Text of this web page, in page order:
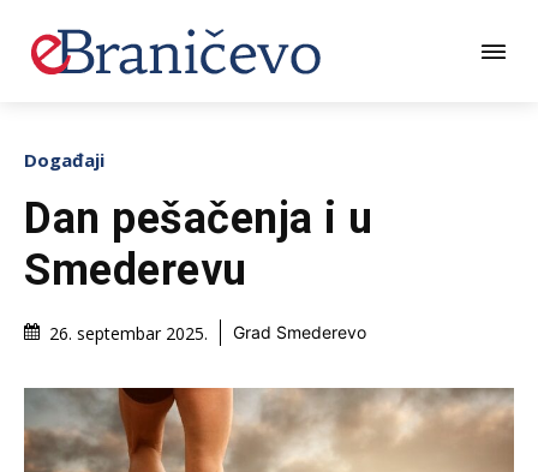
Događaji
Dan pešačenja i u
Smederevu
26. septembar 2025. Grad Smederevo